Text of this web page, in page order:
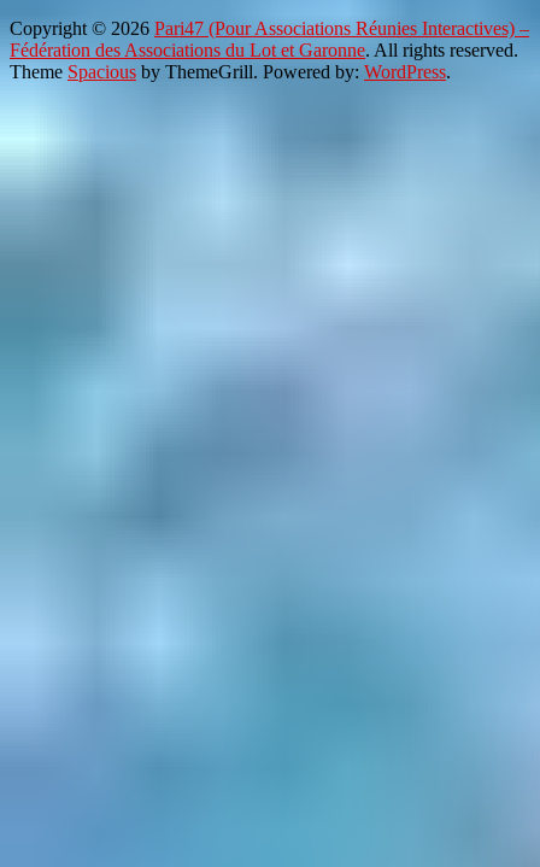
Copyright © 2026 Pari47 (Pour Associations Réunies Interactives) –
Fédération des Associations du Lot et Garonne. All rights reserved.
Theme Spacious by ThemeGrill. Powered by: WordPress.